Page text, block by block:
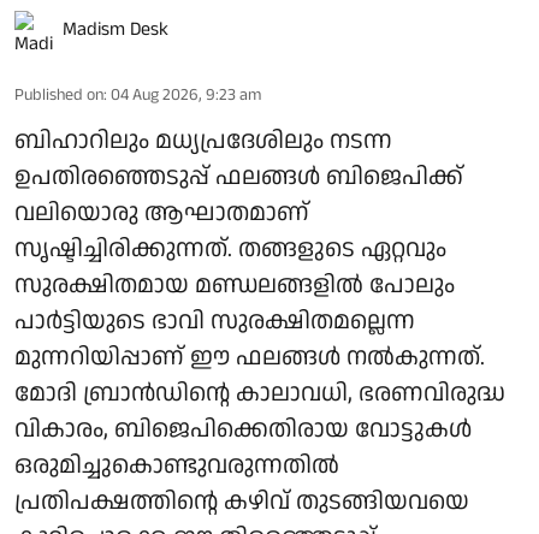
Madism Desk
Published on: 04 Aug 2026, 9:23 am
ബിഹാറിലും മധ്യപ്രദേശിലും നടന്ന
ഉപതിരഞ്ഞെടുപ്പ് ഫലങ്ങള്‍ ബിജെപിക്ക്
വലിയൊരു ആഘാതമാണ്
സൃഷ്ടിച്ചിരിക്കുന്നത്. തങ്ങളുടെ ഏറ്റവും
സുരക്ഷിതമായ മണ്ഡലങ്ങളില്‍ പോലും
പാര്‍ട്ടിയുടെ ഭാവി സുരക്ഷിതമല്ലെന്ന
മുന്നറിയിപ്പാണ് ഈ ഫലങ്ങള്‍ നല്‍കുന്നത്.
മോദി ബ്രാന്‍ഡിന്റെ കാലാവധി, ഭരണവിരുദ്ധ
വികാരം, ബിജെപിക്കെതിരായ വോട്ടുകള്‍
ഒരുമിച്ചുകൊണ്ടുവരുന്നതില്‍
പ്രതിപക്ഷത്തിന്റെ കഴിവ് തുടങ്ങിയവയെ